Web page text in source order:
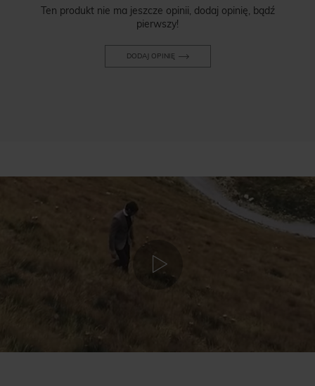
Ten produkt nie ma jeszcze opinii, dodaj opinię, bądź
pierwszy!
DODAJ OPINIĘ